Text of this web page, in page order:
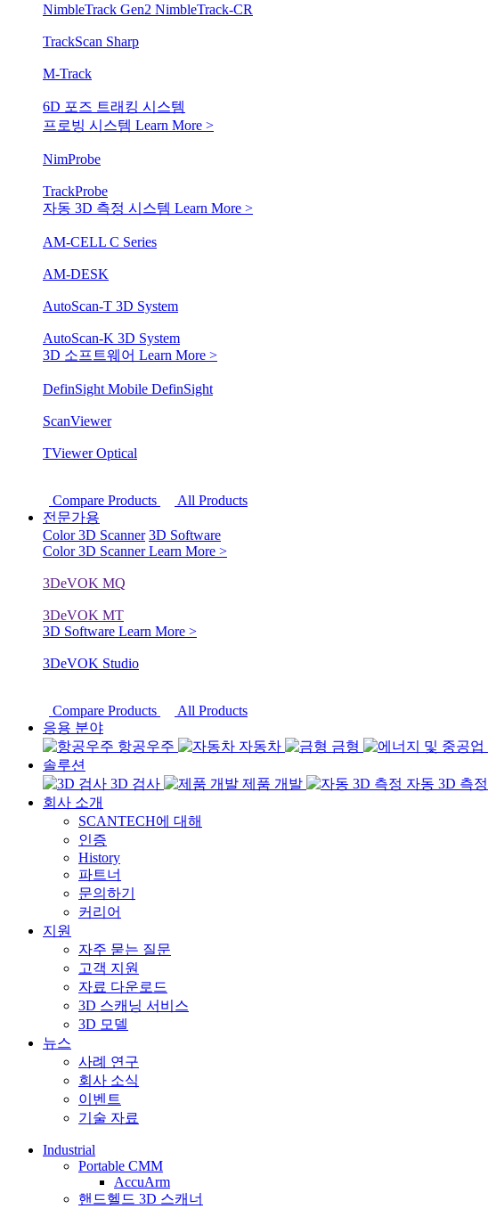
NimbleTrack Gen2 NimbleTrack-CR
TrackScan Sharp
M-Track
6D 포즈 트래킹 시스템
프로빙 시스템 Learn More >
NimProbe
TrackProbe
자동 3D 측정 시스템 Learn More >
AM-CELL C Series
AM-DESK
AutoScan-T 3D System
AutoScan-K 3D System
3D 소프트웨어 Learn More >
DefinSight Mobile DefinSight
ScanViewer
TViewer Optical
Compare Products
All Products
전문가용
Color 3D Scanner 3D Software
Color 3D ScannerLearn More >
3DeVOK MQ
3DeVOK MT
3D Software Learn More >
3DeVOK Studio
Compare Products
All Products
응용 분야
항공우주
자동차 금형
솔루션
3D 검사
제품 개발 자동 3D 측정
회사 소개
SCANTECH에 대해
인증
History
파트너
문의하기
커리어
지원
자주 묻는 질문
고객 지원
자료 다운로드
3D 스캐닝 서비스
3D 모델
뉴스
사례 연구
회사 소식
이벤트
기술 자료
Industrial
Portable CMM
AccuArm
핸드헬드 3D 스캐너